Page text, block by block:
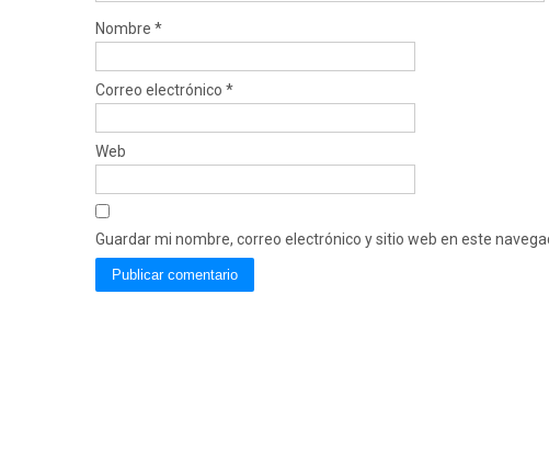
Nombre *
Correo electrónico *
Web
Guardar mi nombre, correo electrónico y sitio web en este